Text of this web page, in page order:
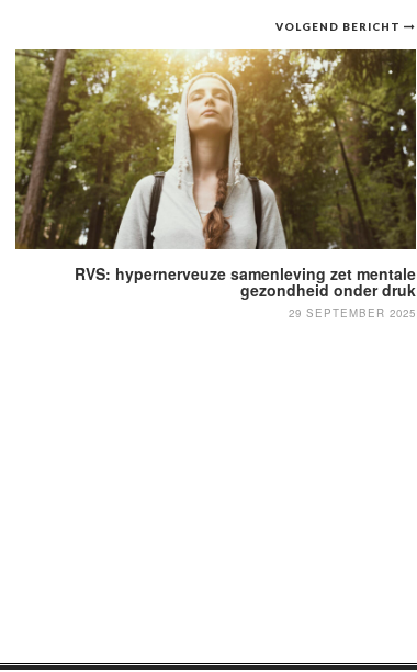
VOLGEND BERICHT
RVS: hypernerveuze samenleving zet mentale
gezondheid onder druk
29 SEPTEMBER 2025